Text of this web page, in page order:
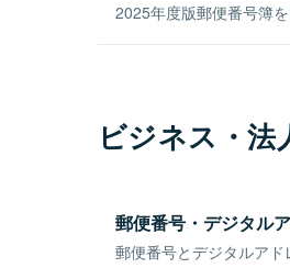
2025年度版郵便番号簿
ビジネス・法
郵便番号・デジタル
郵便番号とデジタルアド